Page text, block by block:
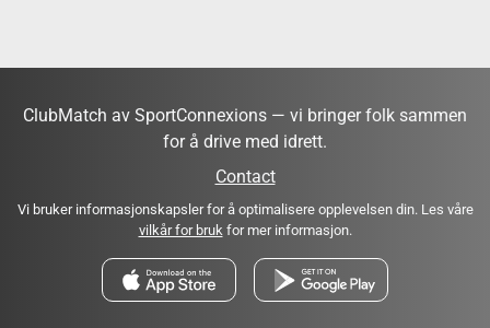
ClubMatch av SportConnexions — vi bringer folk sammen
for å drive med idrett.
Contact
Vi bruker informasjonskapsler for å optimalisere opplevelsen din. Les våre
vilkår for brukfor mer informasjon.